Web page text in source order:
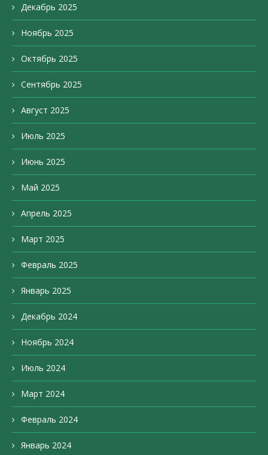
Декабрь 2025
Ноябрь 2025
Октябрь 2025
Сентябрь 2025
Август 2025
Июль 2025
Июнь 2025
Май 2025
Апрель 2025
Март 2025
Февраль 2025
Январь 2025
Декабрь 2024
Ноябрь 2024
Июль 2024
Март 2024
Февраль 2024
Январь 2024